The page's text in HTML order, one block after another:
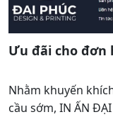
Ưu đãi cho đơn
Nhằm khuyến
cầu sớm, IN ẤN